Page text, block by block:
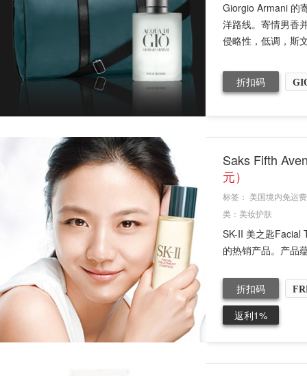
Giorgio Armani 的
洋路线。寄情男香
侵略性，低调，斯
折扣码
Saks Fifth
元）
标签： 美国境内免运费
类： 美妆护肤
SK-II 美之匙Facial
的热销产品。产品
折扣码
返利1%